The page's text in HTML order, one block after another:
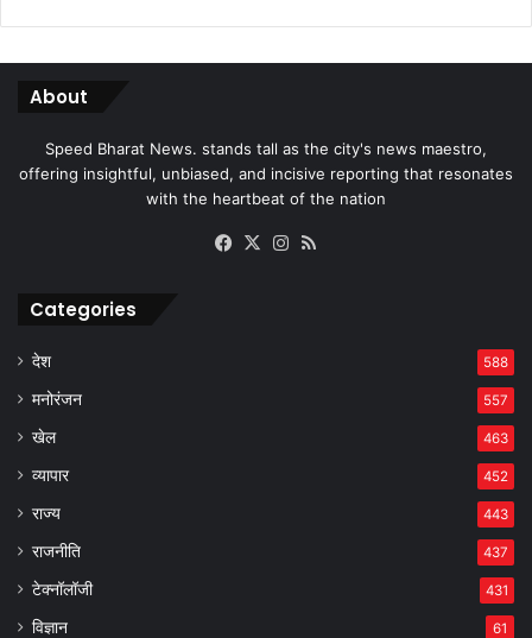
About
Speed Bharat News. stands tall as the city's news maestro,
offering insightful, unbiased, and incisive reporting that resonates
with the heartbeat of the nation
Facebook
X Instagram
Categories
देश 588
मनोरंजन 557
खेल 463
व्यापार 452
राज्य 443
राजनीति 437
टेक्नॉलॉजी 431
विज्ञान 61